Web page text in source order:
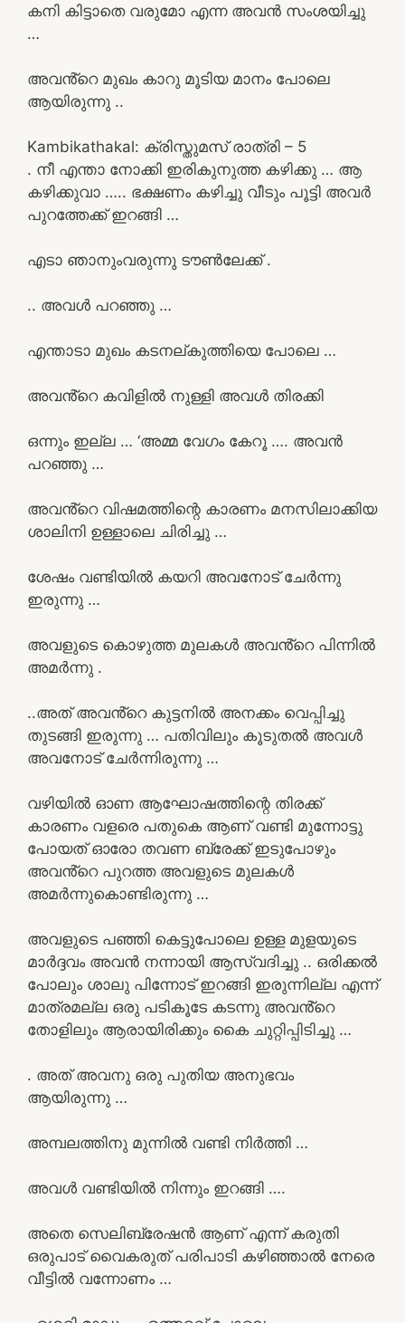
കനി കിട്ടാതെ വരുമോ എന്ന അവൻ സംശയിച്ചു
…
അവൻ്റെ മുഖം കാറു മൂടിയ മാനം പോലെ
ആയിരുന്നു ..
Kambikathakal: ക്രിസ്തുമസ് രാത്രി – 5
. നീ എന്താ നോക്കി ഇരികുനുത്ത കഴിക്കു … ആ
കഴിക്കുവാ ….. ഭക്ഷണം കഴിച്ചു വീടും പൂട്ടി അവർ
പുറത്തേക്ക് ഇറങ്ങി …
എടാ ഞാനുംവരുന്നു ടൗൺലേക്ക് .
.. അവൾ പറഞ്ഞു …
എന്താടാ മുഖം കടനല്കുത്തിയെ പോലെ …
അവൻ്റെ കവിളിൽ നുള്ളി അവൾ തിരക്കി
ഒന്നും ഇല്ല … ‘അമ്മ വേഗം കേറൂ …. അവൻ
പറഞ്ഞു …
അവൻ്റെ വിഷമത്തിന്റെ കാരണം മനസിലാക്കിയ
ശാലിനി ഉള്ളാലെ ചിരിച്ചു …
ശേഷം വണ്ടിയിൽ കയറി അവനോട് ചേർന്നു
ഇരുന്നു …
അവളുടെ കൊഴുത്ത മുലകൾ അവൻ്റെ പിന്നിൽ
അമർന്നു .
..അത് അവൻ്റെ കുട്ടനിൽ അനക്കം വെപ്പിച്ചു
തുടങ്ങി ഇരുന്നു … പതിവിലും കൂടുതൽ അവൾ
അവനോട് ചേർന്നിരുന്നു …
വഴിയിൽ ഓണ ആഘോഷത്തിന്റെ തിരക്ക്
കാരണം വളരെ പതുകെ ആണ് വണ്ടി മുന്നോട്ടു
പോയത് ഓരോ തവണ ബ്രേക്ക് ഇടുപോഴും
അവൻ്റെ പുറത്ത അവളുടെ മുലകൾ
അമർന്നുകൊണ്ടിരുന്നു …
അവളുടെ പഞ്ഞി കെട്ടുപോലെ ഉള്ള മുളയുടെ
മാർദ്ദവം അവൻ നന്നായി ആസ്വദിച്ചു .. ഒരിക്കൽ
പോലും ശാലു പിന്നോട് ഇറങ്ങി ഇരുന്നില്ല എന്ന്
മാത്രമല്ല ഒരു പടികൂടേ കടന്നു അവൻ്റെ
തോളിലും ആരായിരിക്കും കൈ ചുറ്റിപ്പിടിച്ചു …
. അത് അവനു ഒരു പുതിയ അനുഭവം
ആയിരുന്നു …
അമ്പലത്തിനു മുന്നിൽ വണ്ടി നിർത്തി …
അവൾ വണ്ടിയിൽ നിന്നും ഇറങ്ങി ….
അതെ സെലിബ്രേഷൻ ആണ് എന്ന് കരുതി
ഒരുപാട് വൈകരുത് പരിപാടി കഴിഞ്ഞാൽ നേരെ
വീട്ടിൽ വന്നോണം …